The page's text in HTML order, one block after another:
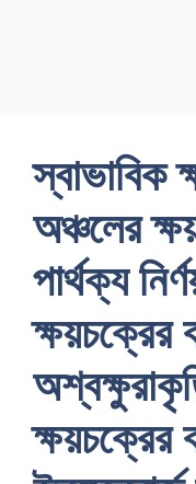
অঞ্চলের
পার্থক্য
ক্ষয়চক্রের
ক্ষয়চক্রের